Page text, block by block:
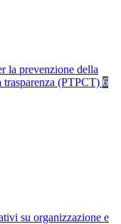
la prevenzione della
trasparenza (PTPCT) 6
su organizzazione e